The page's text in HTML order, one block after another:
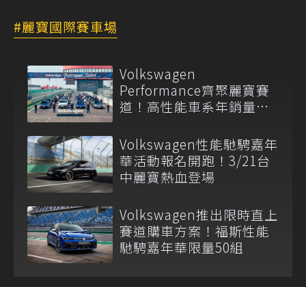
麗寶國際賽車場
Volkswagen
Performance齊聚麗寶賽
道！高性能車系年銷量占
Volkswagen性能馳騁嘉年
華活動報名開跑！3/21台
中麗寶熱血登場
Volkswagen推出限時直上
賽道購車方案！福斯性能
馳騁嘉年華限量50組